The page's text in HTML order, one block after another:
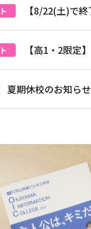
【8/22(土)で
【高1・2限定
夏期休校のお知らせ